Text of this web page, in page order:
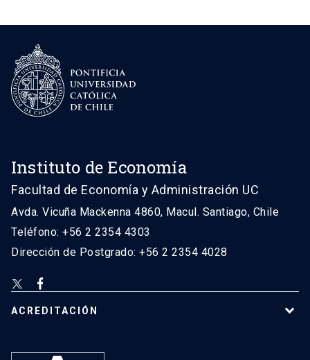
Instituto de Economía
Facultad de Economía y Administración UC
Avda. Vicuña Mackenna 4860, Macul. Santiago, Chile
Teléfono: +56 2 2354 4303
Dirección de Postgrado: +56 2 2354 4028
ACREDITACIÓN